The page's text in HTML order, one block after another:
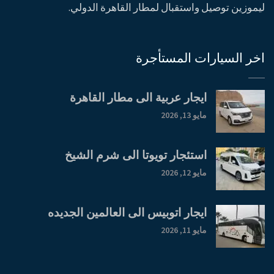
ليموزين توصيل واستقبال لمطار القاهرة الدولي.
اخر السيارات المستأجرة
ايجار عربية الى مطار القاهرة
مايو 13, 2026
استئجار تويوتا الى شرم الشيخ
مايو 12, 2026
ايجار اتوبيس الى العالمين الجديده
مايو 11, 2026